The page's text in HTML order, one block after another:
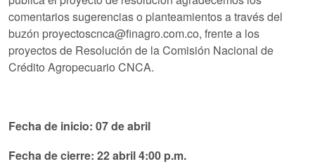
comentarios sugerencias o planteamientos a través del
buzón proyectoscnca@finagro.com.co, frente a los
proyectos de Resolución de la Comisión Nacional de
Crédito Agropecuario CNCA.
Fecha de inicio: 07 de abril
Fecha de cierre: 22 abril 4:00 p.m.